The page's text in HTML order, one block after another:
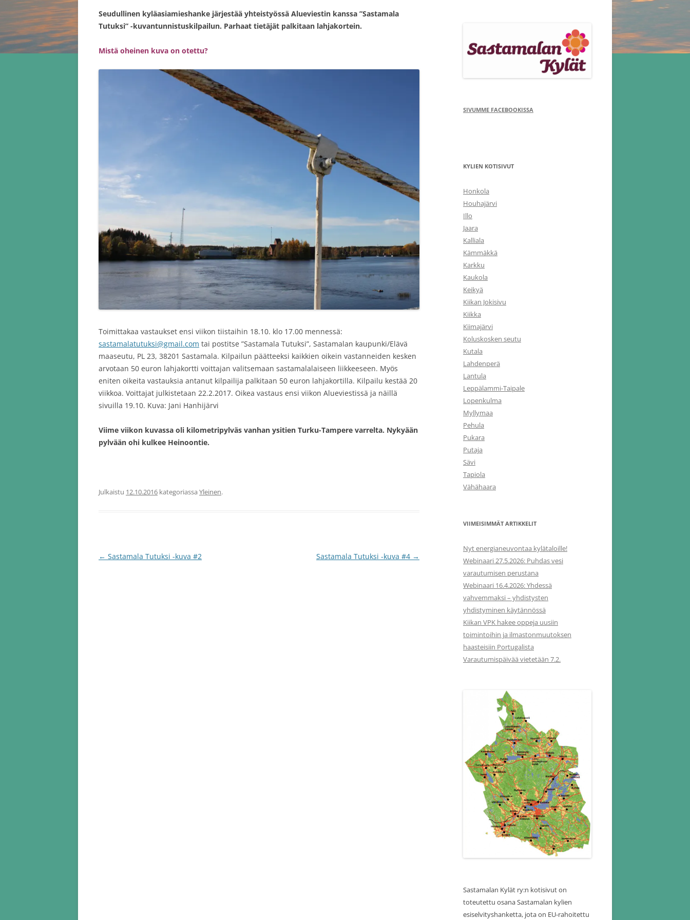
Seudullinen kyläasiamieshanke järjestää yhteistyössä Alueviestin kanssa ”Sastamala
Tutuksi” -kuvantunnistuskilpailun. Parhaat tietäjät palkitaan lahjakortein.
Mistä oheinen kuva on otettu?
Toimittakaa vastaukset ensi viikon tiistaihin 18.10. klo 17.00 mennessä:
sastamalatutuksi@gmail.com tai postitse ”Sastamala Tutuksi”, Sastamalan kaupunki/Elävä
maaseutu, PL 23, 38201 Sastamala. Kilpailun päätteeksi kaikkien oikein vastanneiden kesken
arvotaan 50 euron lahjakortti voittajan valitsemaan sastamalalaiseen liikkeeseen. Myös
eniten oikeita vastauksia antanut kilpailija palkitaan 50 euron lahjakortilla. Kilpailu kestää 20
viikkoa. Voittajat julkistetaan 22.2.2017. Oikea vastaus ensi viikon Alueviestissä ja näillä
sivuilla 19.10. Kuva: Jani Hanhijärvi
Viime viikon kuvassa oli kilometripylväs vanhan ysitien Turku-Tampere varrelta. Nykyään
pylvään ohi kulkee Heinoontie.
Julkaistu 12.10.2016 kategoriassa Yleinen.
Artikkelien
← Sastamala Tutuksi -kuva #2 Sastamala Tutuksi -kuva #4 →
SIVUMME FACEBOOKISSA
KYLIEN KOTISIVUT
Honkola
Houhajärvi
Illo
Jaara
Kalliala
Kämmäkkä
Karkku
Kaukola
Keikyä
Kiikan Jokisivu
Kiikka
Kiimajärvi
Koluskosken seutu
Kutala
Lahdenperä
Lantula
Leppälammi-Taipale
Lopenkulma
Myllymaa
Pehula
Pukara
Putaja
Sävi
Tapiola
Vähähaara
VIIMEISIMMÄT ARTIKKELIT
Nyt energianeuvontaa kylätaloille!
Webinaari 27.5.2026: Puhdas vesi
varautumisen perustana
Webinaari 16.4.2026: Yhdessä
vahvemmaksi – yhdistysten
yhdistyminen käytännössä
Kiikan VPK hakee oppeja uusiin
toimintoihin ja ilmastonmuutoksen
haasteisiin Portugalista
Varautumispäivää vietetään 7.2.
Sastamalan Kylät ry:n kotisivut on
toteutettu osana Sastamalan kylien
esiselvityshanketta, jota on EU-rahoitettu